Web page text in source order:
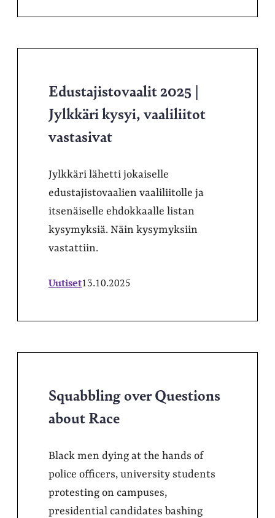
Edustajistovaalit 2025 |
Jylkkäri kysyi, vaaliliitot
vastasivat
Jylkkäri lähetti jokaiselle
edustajistovaalien vaaliliitolle ja
itsenäiselle ehdokkaalle listan
kysymyksiä. Näin kysymyksiin
vastattiin.
Uutiset13.10.2025
Squabbling over Questions
about Race
Black men dying at the hands of
police officers, university students
protesting on campuses,
presidential candidates bashing